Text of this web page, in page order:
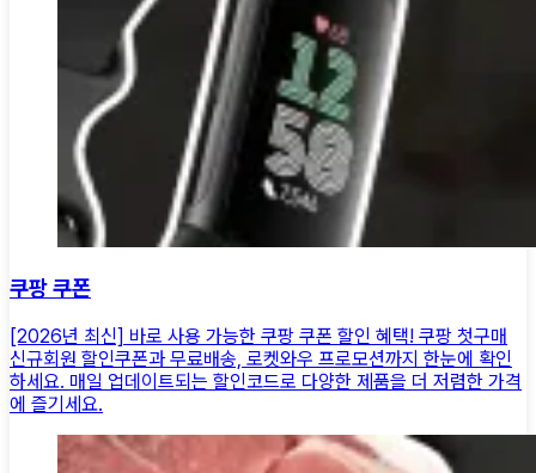
쿠팡 쿠폰
[2026년 최신] 바로 사용 가능한 쿠팡 쿠폰 할인 혜택! 쿠팡 첫구매
신규회원 할인쿠폰과 무료배송, 로켓와우 프로모션까지 한눈에 확인
하세요. 매일 업데이트되는 할인코드로 다양한 제품을 더 저렴한 가격
에 즐기세요.